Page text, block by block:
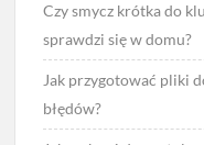
Czy smycz krótka do
sprawdzi się w domu?
Jak przygotować pliki
błędów?